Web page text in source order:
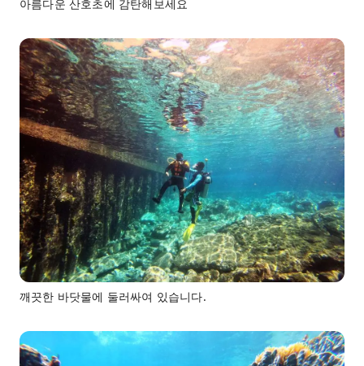
아름다운 산호초에 감탄해보세요
깨끗한 바닷물에 둘러싸여 있습니다.